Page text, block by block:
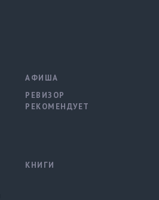
АФИША
РЕВИЗОР
РЕКОМЕНДУЕТ
КНИГИ